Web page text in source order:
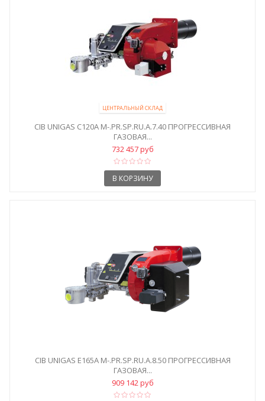
ЦЕНТРАЛЬНЫЙ СКЛАД
CIB UNIGAS C120A M-.PR.SP.RU.A.7.40 ПРОГРЕССИВНАЯ
ГАЗОВАЯ...
732 457 руб
В КОРЗИНУ
CIB UNIGAS E165A M-.PR.SP.RU.A.8.50 ПРОГРЕССИВНАЯ
ГАЗОВАЯ...
909 142 руб